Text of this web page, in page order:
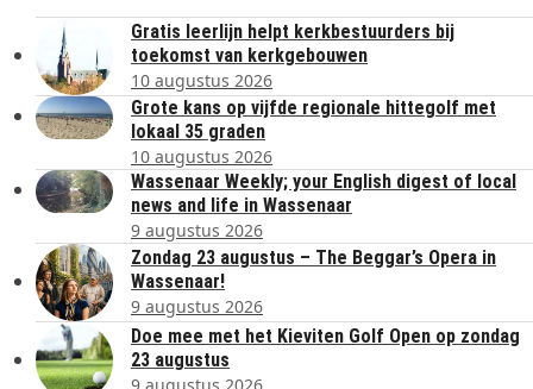
Gratis leerlijn helpt kerkbestuurders bij
toekomst van kerkgebouwen
10 augustus 2026
Grote kans op vijfde regionale hittegolf met
lokaal 35 graden
10 augustus 2026
Wassenaar Weekly; your English digest of local
news and life in Wassenaar
9 augustus 2026
Zondag 23 augustus – The Beggar’s Opera in
Wassenaar!
9 augustus 2026
Doe mee met het Kieviten Golf Open op zondag
23 augustus